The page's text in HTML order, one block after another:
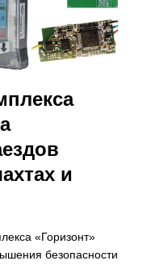
и
«Горизонт»
безопасности